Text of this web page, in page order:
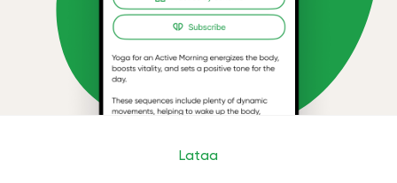
Lataa